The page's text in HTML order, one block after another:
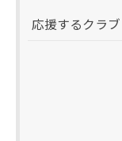
応援するクラブ